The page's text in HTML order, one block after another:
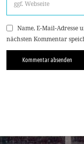
Name, E-Mail-Adresse
nächsten Kommentar